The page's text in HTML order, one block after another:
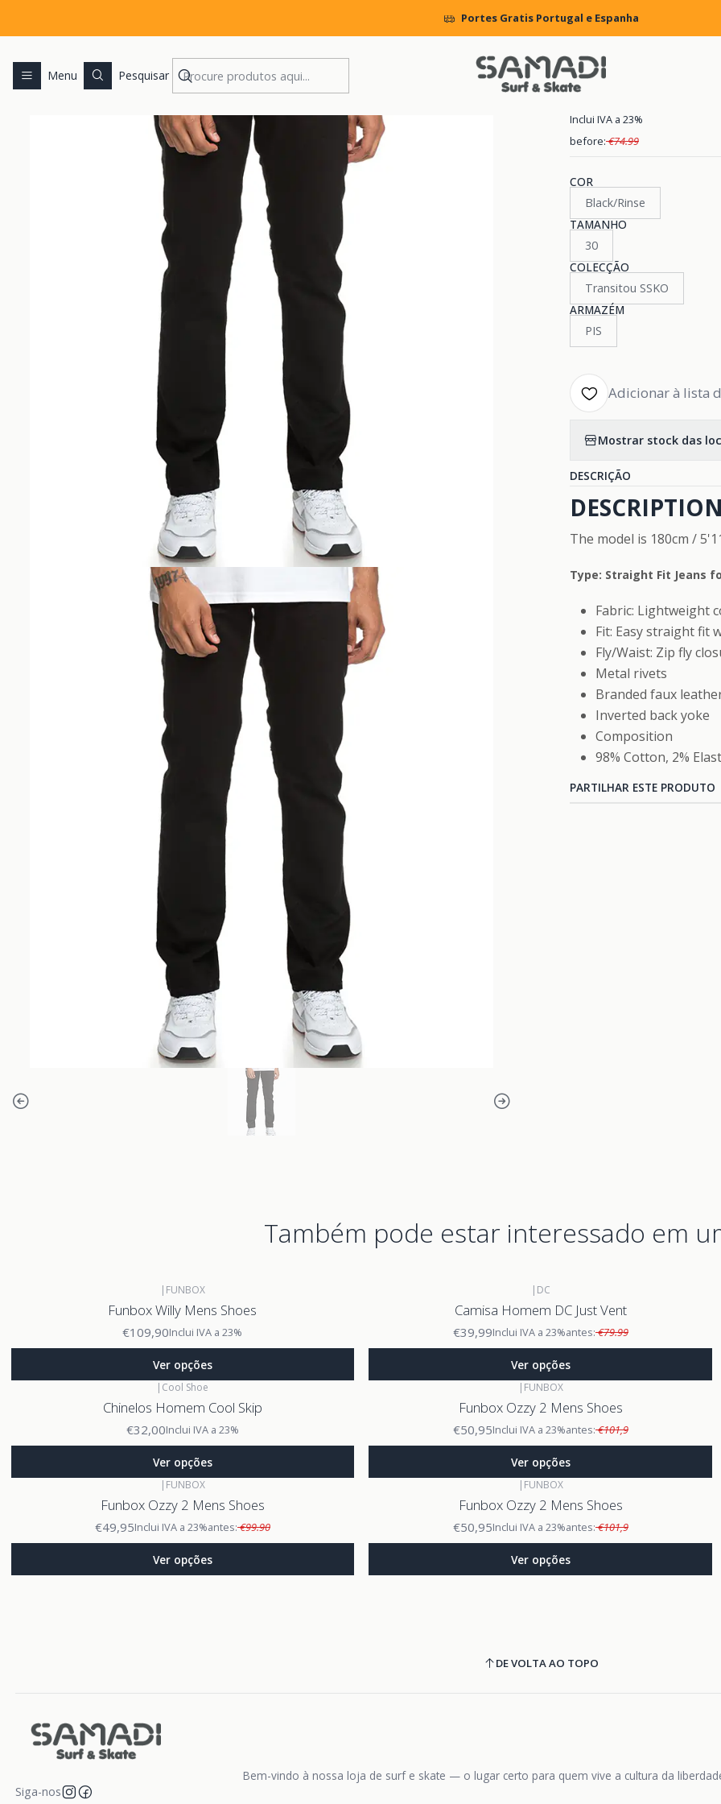
Menu Pesquisar
Portes Gratis Portugal e Espanha
CLOTHING Pants and Jeans Calças DC Worker
|
Calças DC
Inclui IVA a 23%
before:€74.99
COR
Black/Rinse
TAMANHO
30
COLECÇÃO
Transitou SSKO
ARMAZÉM
PIS
Adicionar à lista
Mostrar stock das
DESCRIÇÃO
The model is 180cm /
Type: Straight Fit Jeans
Fabric: Lightweight
Fit: Easy straight fit
Fly/Waist: Zip fly
Metal rivets
Branded faux
Inverted back yoke
Composition
98% Cotton, 2%
PARTILHAR ESTE PRODUTO
Também pode estar interessado em
| FUNBOX
Funbox Willy Mens Shoes
€109,90Inclui IVA a 23%
Ver opções
| DC
Camisa Homem DC Just Vent
€39,99Inclui IVA a 23%antes:€79.99
Ver opções
| Cool Shoe
Chinelos Homem Cool Skip
€32,00Inclui IVA a 23%
Ver opções
| FUNBOX
Funbox Ozzy 2 Mens Shoes
€50,95Inclui IVA a 23%antes:€101,9
Ver opções
| FUNBOX
Funbox Ozzy 2 Mens Shoes
€49,95Inclui IVA a 23%antes:€99.90
Ver opções
| FUNBOX
Funbox Ozzy 2 Mens Shoes
€50,95Inclui IVA a 23%antes:€101,9
Ver opções
DE VOLTA AO TOPO
Bem-vindo à nossa loja de surf e skate — o lugar certo para quem vive a cultura da
Siga-nos